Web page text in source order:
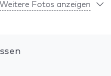
Weitere Fotos anzeigen